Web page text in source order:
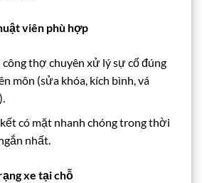
viên phù hợp
công thợ chuyên xử lý sự cố đúng
môn (sửa khóa, kích bình, vá
có mặt nhanh chóng trong thời
nhất.
xe tại chỗ